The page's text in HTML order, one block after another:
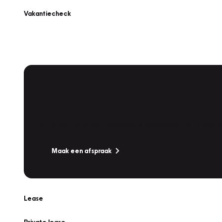
Vakantiecheck
Maak een afspraak
Lease